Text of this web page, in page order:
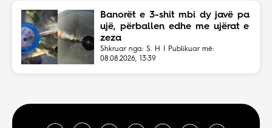
Banorët e 3-shit mbi dy javë pa
ujë, përballen edhe me ujërat e
zeza
Shkruar nga: S. H | Publikuar më:
08.08.2026, 13:39